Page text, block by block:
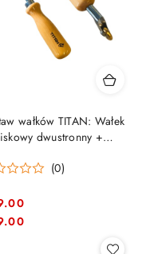
wałków TITAN: Wałek
dwustronny +
(0)